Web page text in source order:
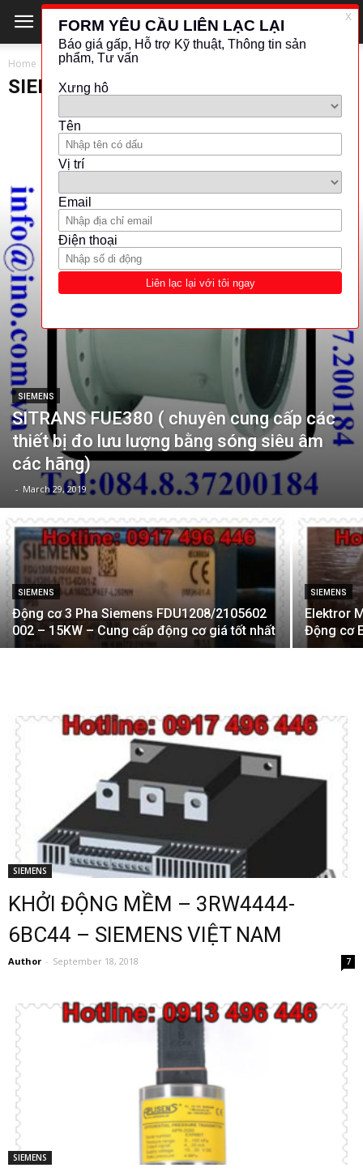
Home SIEMENS
SIEMENS
SIEMENS
SITRANS FUE380 ( chuyên cung cấp các
thiết bị đo lưu lượng bằng sóng siêu âm
các hãng)
- March 29, 2019
SIEMENS
Động cơ 3 Pha Siemens FDU1208/2105602
002 – 15KW – Cung cấp động cơ giá tốt nhất
SIEMENS
Elektror
Động cơ
SIEMENS
KHỞI ĐỘNG MỀM – 3RW4444-
6BC44 – SIEMENS VIỆT NAM
Author - September 18, 2018 7
SIEMENS